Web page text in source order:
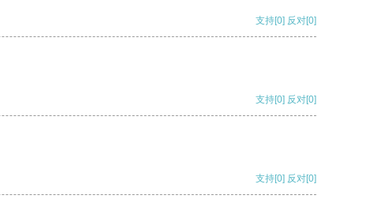
支持[0] 反对[0]
支持[0] 反对[0]
支持[0] 反对[0]